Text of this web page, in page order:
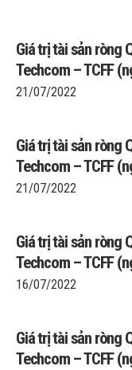
Giá trị tài sản ròng
Techcom – TCFF
21/07/2022
Giá trị tài sản ròng
Techcom – TCFF
21/07/2022
Giá trị tài sản ròng
Techcom – TCFF
16/07/2022
Giá trị tài sản ròng
Techcom – TCFF